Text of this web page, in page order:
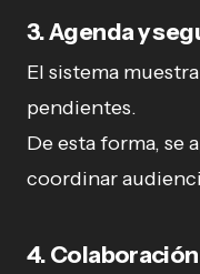
3. Agenda y
El sistema
pendientes.
De esta forma, se
coordinar
4.